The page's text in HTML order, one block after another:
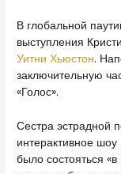
В глобальной
выступления
Уитни Хьюстон.
заключительную
«Голос».
Сестра эстрадной
интерактивное
было состояться